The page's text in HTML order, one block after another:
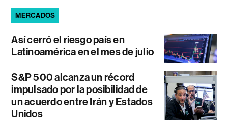
MERCADOS
Así cerró el riesgo país en
Latinoamérica en el mes de julio
S&P 500 alcanza un récord
impulsado por la posibilidad de
un acuerdo entre Irán y Estados
Unidos